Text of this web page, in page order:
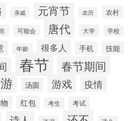
亲戚 元宵节 农历 农村
可能会 唐代 大学 学校
年龄 很多人 手机 技能
春节 春节期间
汤圆 游戏 疫情
红包 考生 考试